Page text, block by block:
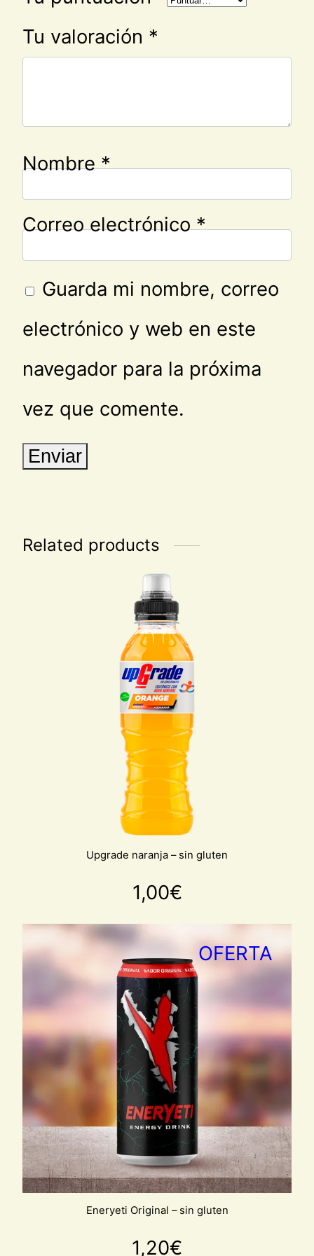
Tu valoración *
Nombre*
Correo electrónico*
Guarda mi nombre, correo
electrónico y web en este
navegador para la próxima
vez que comente.
Related products
Upgrade naranja – sin gluten
1,00€
OFERTA
Eneryeti Original – sin gluten
1,20€